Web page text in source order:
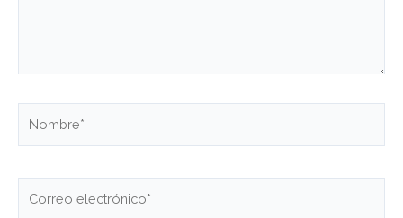
electrónico*